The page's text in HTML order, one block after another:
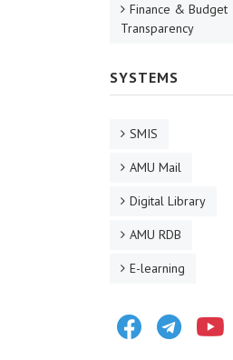
Finance & Budget
Transparency
SYSTEMS
SMIS
AMU Mail
Digital Library
AMU RDB
E-learning
FacebookTelegram